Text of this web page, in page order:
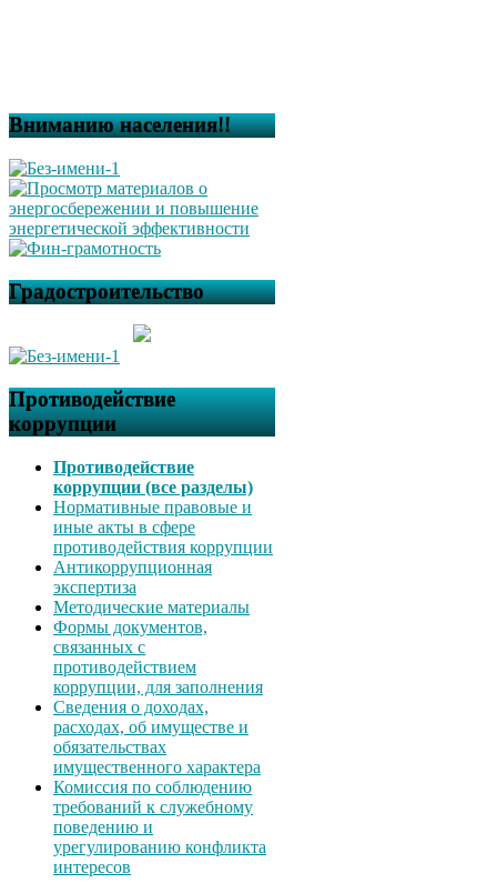
Вниманию населения!!
Градостроительство
Противодействие
коррупции
Противодействие
коррупции (все разделы)
Нормативные правовые и
иные акты в сфере
противодействия коррупции
Антикоррупционная
экспертиза
Методические материалы
Формы документов,
связанных с
противодействием
коррупции, для заполнения
Сведения о доходах,
расходах, об имуществе и
обязательствах
имущественного характера
Комиссия по соблюдению
требований к служебному
поведению и
урегулированию конфликта
интересов